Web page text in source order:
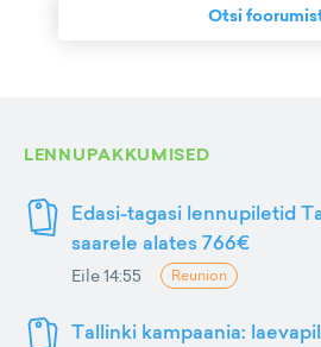
Otsi
LENNUPAKKUMISED
Edasi-tagasi lennupiletid
saarele alates 766€
Eile 14:55 Reunion
Tallinki kampaania: